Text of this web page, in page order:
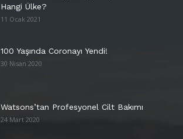
Hangi Ülke?
11 Ocak 2021
100 Yaşında Coronayı Yendi!
30 Nisan 2020
Watsons’tan Profesyonel Cilt Bakımı
24 Mart 2020